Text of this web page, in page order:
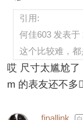
引用:
何佳603 发表于
这个比较难，都
哎 尺寸太尴尬
m 的表友还不
finallink